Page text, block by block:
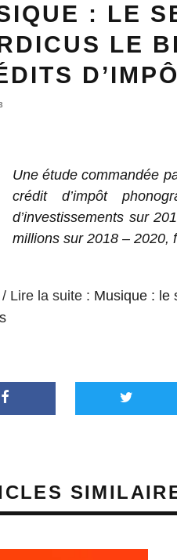
: LE
LE
Une étude commandée
crédit d’impôt
d’investissements sur
millions sur 2018 – 2020,
Lire la suite : Musique : le